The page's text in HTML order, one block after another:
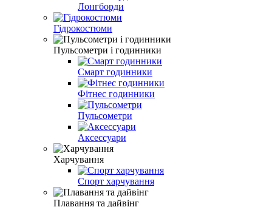
Лонгборди
Гідрокостюми
Пульсометри і годинники
Смарт годинники
Фітнес годинники
Пульсометри
Аксессуари
Харчування
Спорт харчування
Плавання та дайвінг